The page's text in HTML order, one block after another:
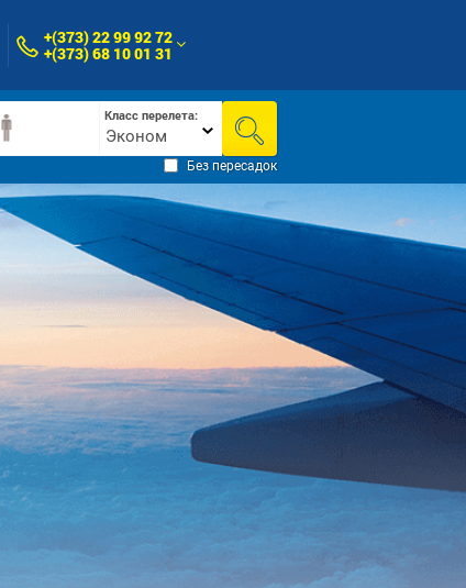
+(373) 22 99 92 72
+(373) 68 10 01 31
Класс перелета:
Эконом
Без пересадок